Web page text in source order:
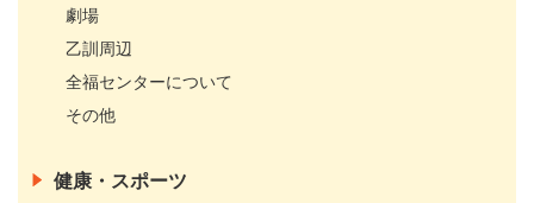
劇場
乙訓周辺
全福センターについて
その他
健康・スポーツ